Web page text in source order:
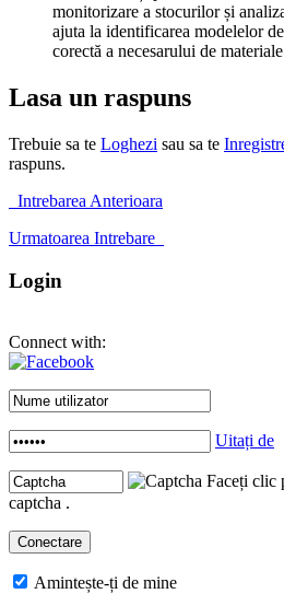
monitorizare a stocurilor și
ajuta la identificarea modelelor
corectă a necesarului de
Lasa un raspuns
Trebuie sa te Loghezi sau sa te
raspuns.
Intrebarea Anterioara
Urmatoarea Intrebare
Login
Connect with:
Uitați de
Faceți clic
captcha .
Amintește-ți de mine